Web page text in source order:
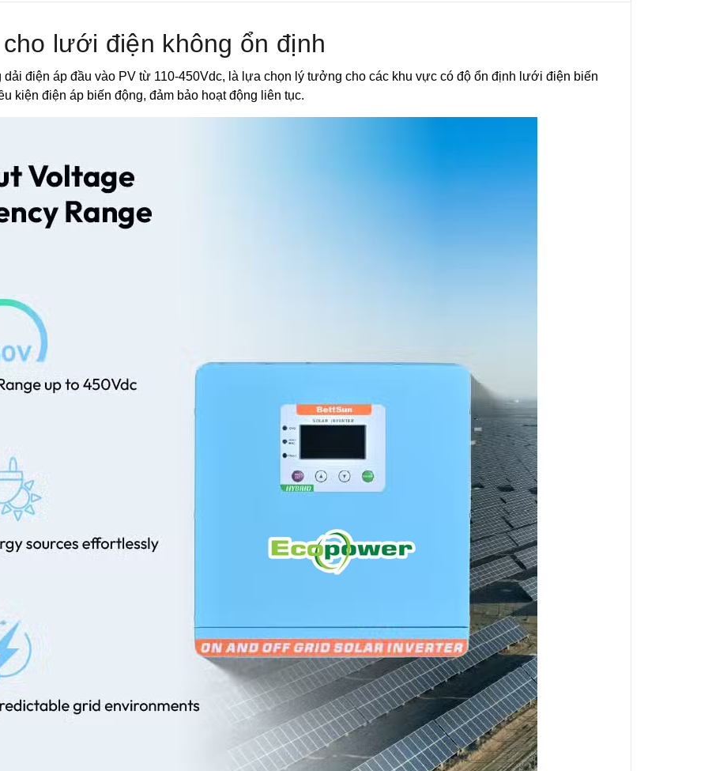
lưới điện không ổn định
dải điện áp đầu vào PV từ 110-450Vdc, là lựa chọn lý tưởng cho các khu vực có độ ổn định lưới điện biến
kiện điện áp biến động, đảm bảo hoạt động liên tục.